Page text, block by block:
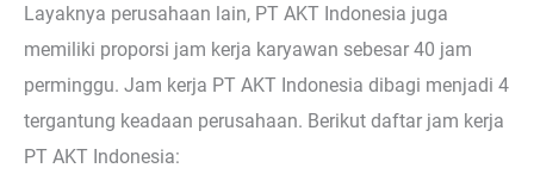
Layaknya perusahaan lain, PT AKT Indonesia juga
memiliki proporsi jam kerja karyawan sebesar 40 jam
perminggu. Jam kerja PT AKT Indonesia dibagi menjadi 4
tergantung keadaan perusahaan. Berikut daftar jam kerja
PT AKT Indonesia: